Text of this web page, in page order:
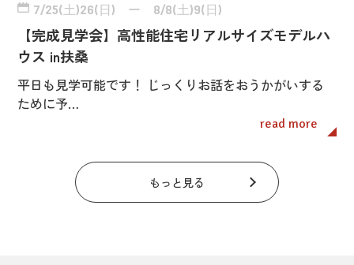
7/25(土)26(日) ー 8/8(土)9(日)
【完成見学会】高性能住宅リアルサイズモデルハ
ウス in扶桑
平日も見学可能です！ じっくりお話をおうかがいする
ために予…
read more
もっと見る